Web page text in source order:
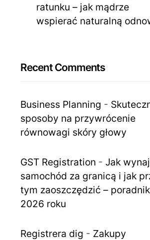
ratunku – jak mądrze
wspierać naturalną
Recent Comments
Business Planning -
sposoby na przywrócenie
równowagi skóry głowy
GST Registration - Jak
samochód za granicą i jak
tym zaoszczędzić –
2026 roku
Registrera dig - Zakupy